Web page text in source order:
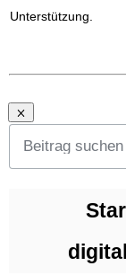
Unterstützung.